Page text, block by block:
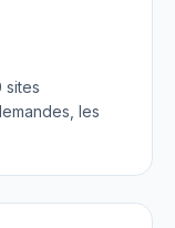
sites
les